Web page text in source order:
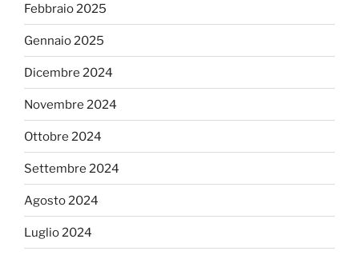
Febbraio 2025
Gennaio 2025
Dicembre 2024
Novembre 2024
Ottobre 2024
Settembre 2024
Agosto 2024
Luglio 2024